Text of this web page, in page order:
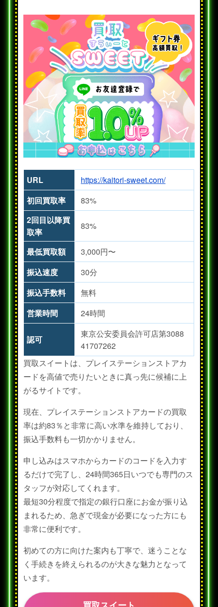
URL
https://kaitori-sweet.com/
初回買取率
83%
2回目以降買
取率
83%
最低買取額
3,000円〜
振込速度
30分
振込手数料
無料
営業時間
24時間
認可
東京公安委員会許可店第3088
41707262
買取スイートは、プレイステーションストアカ
ードを高値で売りたいときに真っ先に候補に上
がるサイトです。
現在、プレイステーションストアカードの買取
率は約83％と非常に高い水準を維持しており、
振込手数料も一切かかりません。
申し込みはスマホからカードのコードを入力す
るだけで完了し、24時間365日いつでも専門のス
タッフが対応してくれます。
最短30分程度で指定の銀行口座にお金が振り込
まれるため、急ぎで現金が必要になった方にも
非常に便利です。
初めての方に向けた案内も丁寧で、迷うことな
く手続きを終えられるのが大きな魅力となって
います。